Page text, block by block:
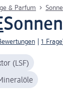
& Parfum
1 Frage
(LSF)